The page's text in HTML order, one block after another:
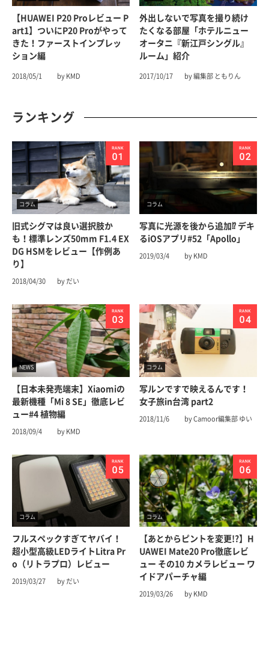
【HUAWEI P20 Proレビュー P
Art1】ついにP20 Proがやって
きた！ファーストインプレッ
ション編
2018/05/1 by KMD
外出しないで写真を撮り続け
たくなる部屋「ホテルニュー
オータニ『新江戸シングル』
ルーム」紹介
2017/10/17 by 編集部 ともりん
ランキング
コラム
旧式シグマは良い選択肢か
も！標準レンズ50mm F1.4 EX
DG HSMをレビュー【作例あ
り】
2018/04/30 by だい
コラム
写真に光源を後から追加⁉︎ デキ
るiOSアプリ#52「Apollo」
2019/03/4 by KMD
NEWS
【日本未発売端末】Xiaomiの
最新機種「Mi 8 SE」徹底レビ
ュー#4 植物編
2018/09/4 by KMD
コラム
写ルンですで映えるんです！
女子旅in台湾 part2
2018/11/6 by Camoor編集部 ゆい
コラム
フルスペックすぎてヤバイ！
超小型高級LEDライトLitra Pr
o（リトラプロ）レビュー
2019/03/27 by だい
コラム
【あとからピントを変更!?】H
UAWEI Mate20 Pro徹底レビ
ュー その10 カメラレビュー ワ
イドアパーチャ編
2019/03/26 by KMD